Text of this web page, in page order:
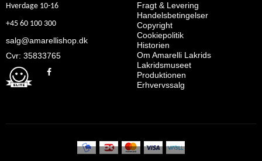
Hverdage 10-16
+45 60 100 300
salg@amarellishop.dk
Cvr: 35833765
Fragt & Levering
Handelsbetingelser
Copyright
Cookiepolitik
Historien
Om Amarelli Lakrids
Lakridsmuseet
Produktionen
Erhvervssalg